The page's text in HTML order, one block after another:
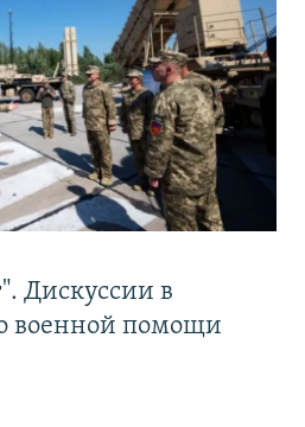
Дискуссии в
военной помощи